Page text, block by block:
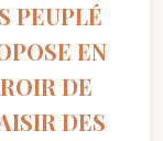
PEUPLÉ
EN
DE
DES